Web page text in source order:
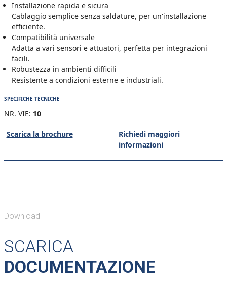
Installazione rapida e sicura
Cablaggio semplice senza saldature, per un'installazione
efficiente.
Compatibilità universale
Adatta a vari sensori e attuatori, perfetta per integrazioni
facili.
Robustezza in ambienti difficili
Resistente a condizioni esterne e industriali.
SPECIFICHE TECNICHE
NR. VIE: 10
Scarica la brochure
Richiedi maggiori
informazioni
Download
SCARICA
DOCUMENTAZIONE